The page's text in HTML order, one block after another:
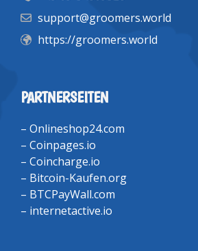
support@groomers.world
https://groomers.world
PARTNERSEITEN
– Onlineshop24.com
– Coinpages.io
– Coincharge.io
– Bitcoin-Kaufen.org
– BTCPayWall.com
– internetactive.io